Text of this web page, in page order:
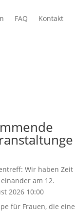
FAQ Kontakt
Wir haben Zeit
am 12.
2026 10:00
für Frauen, die eine